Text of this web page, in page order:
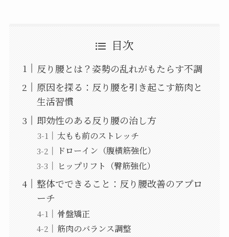
目次
反り腰とは？姿勢の乱れがもたらす不調
原因を探る：反り腰を引き起こす筋肉と
生活習慣
即効性のある反り腰の治し方
太もも前のストレッチ
ドローイン（腹横筋強化）
ヒップリフト（臀筋強化）
整体でできること：反り腰改善のアプロ
ーチ
骨盤矯正
筋肉のバランス調整